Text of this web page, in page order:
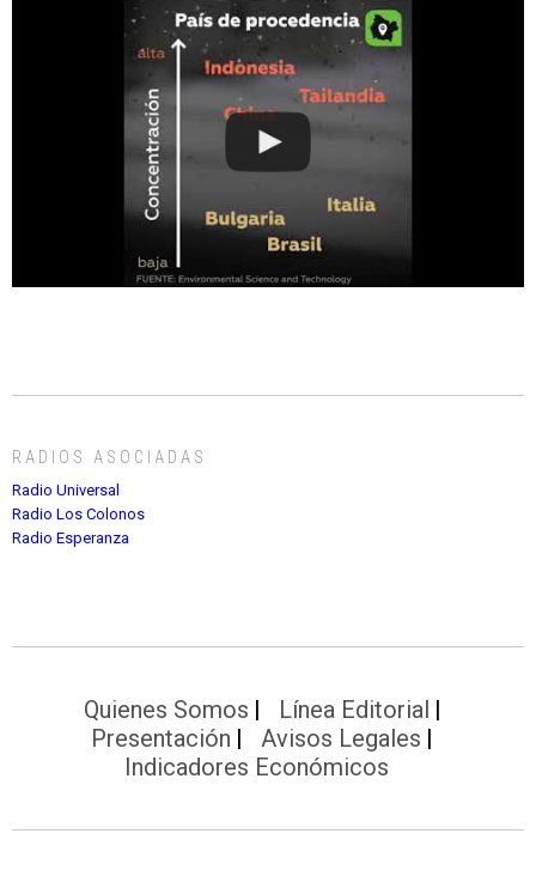
RADIOS ASOCIADAS
Radio Universal
Radio Los Colonos
Radio Esperanza
Quienes Somos
Línea Editorial
Presentación
Avisos Legales
Indicadores Económicos